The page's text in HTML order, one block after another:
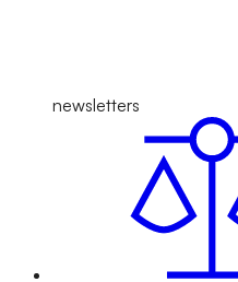
newsletters